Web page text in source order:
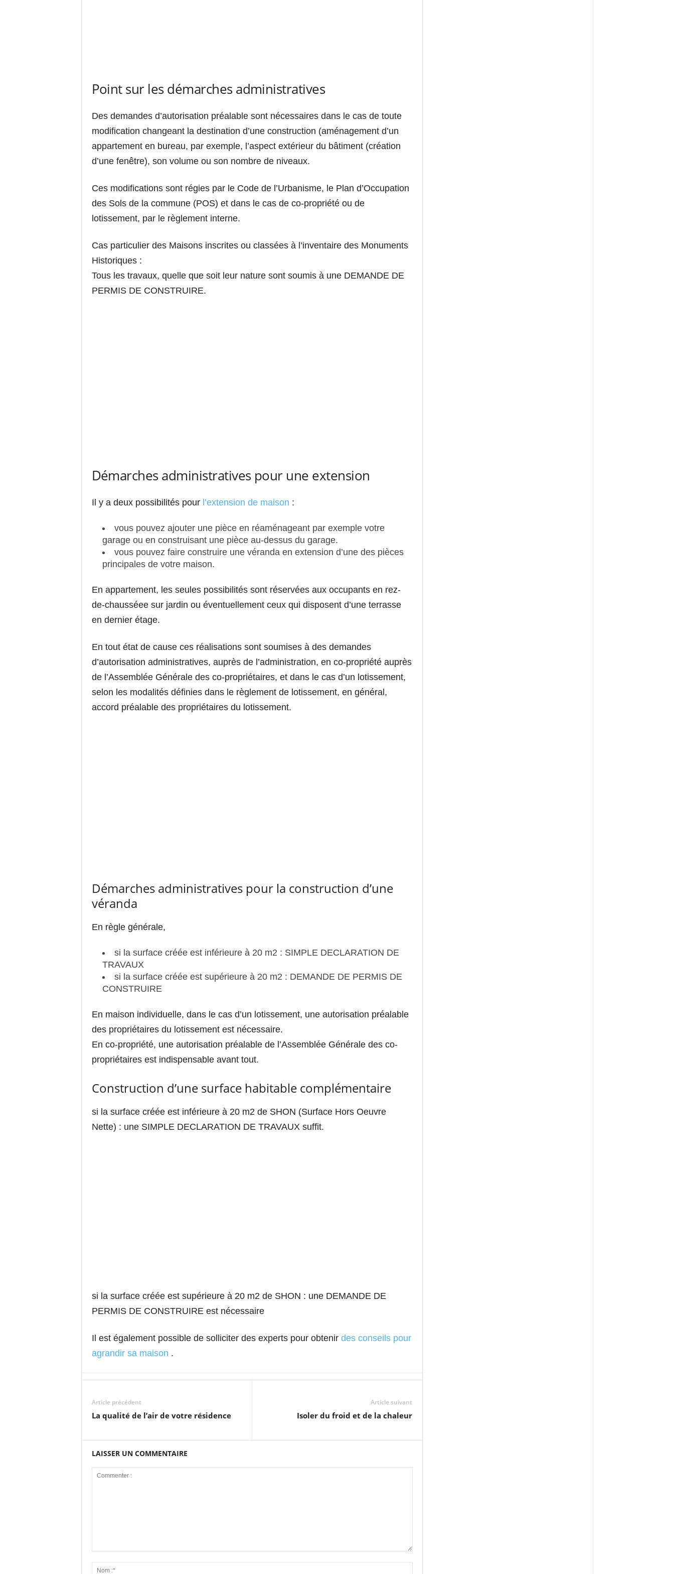
Point sur les démarches administratives
Des demandes d’autorisation préalable sont nécessaires dans le cas de toute
modification changeant la destination d’une construction (aménagement d’un
appartement en bureau, par exemple, l’aspect extérieur du bâtiment (création
d’une fenêtre), son volume ou son nombre de niveaux.
Ces modifications sont régies par le Code de l’Urbanisme, le Plan d’Occupation
des Sols de la commune (POS) et dans le cas de co-propriété ou de
lotissement, par le règlement interne.
Cas particulier des Maisons inscrites ou classées à l’inventaire des Monuments
Historiques :
Tous les travaux, quelle que soit leur nature sont soumis à une DEMANDE DE
PERMIS DE CONSTRUIRE.
Démarches administratives pour une extension
Il y a deux possibilités pour l’extension de maison :
vous pouvez ajouter une pièce en réaménageant par exemple votre
garage ou en construisant une pièce au-dessus du garage.
vous pouvez faire construire une véranda en extension d’une des pièces
principales de votre maison.
En appartement, les seules possibilités sont réservées aux occupants en rez-
de-chausséee sur jardin ou éventuellement ceux qui disposent d’une terrasse
en dernier étage.
En tout état de cause ces réalisations sont soumises à des demandes
d’autorisation administratives, auprès de l’administration, en co-propriété auprès
de l’Assemblée Générale des co-propriétaires, et dans le cas d’un lotissement,
selon les modalités définies dans le règlement de lotissement, en général,
accord préalable des propriétaires du lotissement.
Démarches administratives pour la construction d’une
véranda
En règle générale,
si la surface créée est inférieure à 20 m2 : SIMPLE DECLARATION DE
TRAVAUX
si la surface créée est supérieure à 20 m2 : DEMANDE DE PERMIS DE
CONSTRUIRE
En maison individuelle, dans le cas d’un lotissement, une autorisation préalable
des propriétaires du lotissement est nécessaire.
En co-propriété, une autorisation préalable de l’Assemblée Générale des co-
propriétaires est indispensable avant tout.
Construction d’une surface habitable complémentaire
si la surface créée est inférieure à 20 m2 de SHON (Surface Hors Oeuvre
Nette) : une SIMPLE DECLARATION DE TRAVAUX suffit.
si la surface créée est supérieure à 20 m2 de SHON : une DEMANDE DE
PERMIS DE CONSTRUIRE est nécessaire
Il est également possible de solliciter des experts pour obtenir des conseils pour
agrandir sa maison .
Article précédent
La qualité de l’air de votre résidence
Article suivant
Isoler du froid et de la chaleur
LAISSER UN COMMENTAIRE